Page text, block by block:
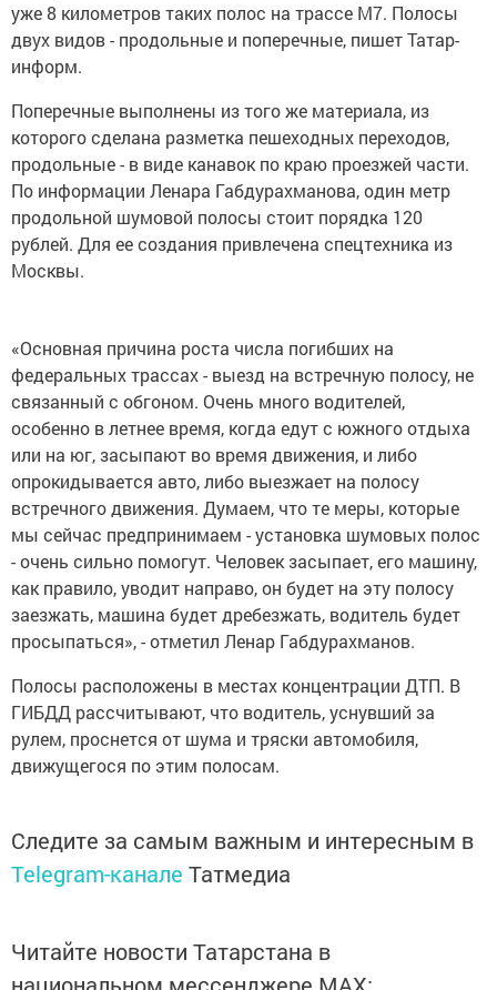
уже 8 километров таких полос на трассе М7. Полосы
двух видов - продольные и поперечные, пишет Татар-
информ.
Поперечные выполнены из того же материала, из
которого сделана разметка пешеходных переходов,
продольные - в виде канавок по краю проезжей части.
По информации Ленара Габдурахманова, один метр
продольной шумовой полосы стоит порядка 120
рублей. Для ее создания привлечена спецтехника из
Москвы.
«Основная причина роста числа погибших на
федеральных трассах - выезд на встречную полосу, не
связанный с обгоном. Очень много водителей,
особенно в летнее время, когда едут с южного отдыха
или на юг, засыпают во время движения, и либо
опрокидывается авто, либо выезжает на полосу
встречного движения. Думаем, что те меры, которые
мы сейчас предпринимаем - установка шумовых полос
- очень сильно помогут. Человек засыпает, его машину,
как правило, уводит направо, он будет на эту полосу
заезжать, машина будет дребезжать, водитель будет
просыпаться», - отметил Ленар Габдурахманов.
Полосы расположены в местах концентрации ДТП. В
ГИБДД рассчитывают, что водитель, уснувший за
рулем, проснется от шума и тряски автомобиля,
движущегося по этим полосам.
Следите за самым важным и интересным в
Telegram-канале Татмедиа
Читайте новости Татарстана в